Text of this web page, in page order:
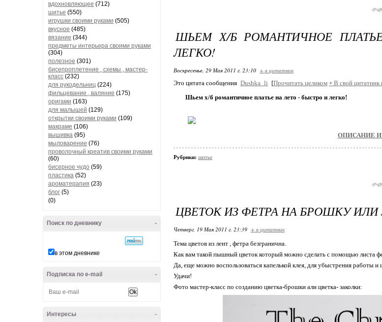
вдохновляющее (712)
шитье (550)
игрушки своими руками (505)
вкусное (485)
вязание (344)
предметы интерьера своими руками
(304)
полезное (301)
бисепроплетение , схемы , мастер-
класс (232)
для рукодельниц (224)
фильцевание , валяние (175)
оригами (163)
для малышей (129)
открытки своими руками (109)
макраме (106)
вышивка (95)
мыловарение (76)
проволочный креатив своими руками
(60)
бисерное чудо (59)
пластика (52)
ароматерапия (23)
блог (5)
(0)
-
Поиск по дневнику
в этом дневнике
-
Подписка по e-mail
-
Интересы
ШЬЕМ Х/Б РОМАНТИЧНОЕ
ЛЕГКО!
Воскресенье, 29 Мая 2011 г. 23:10 + в цитатник
Это цитата сообщения Dushka_li [Прочитать целиком + В свой цитатник
Шьем х/б романтичное платье на лето - быстро и легко!
ОПИСАНИЕ
Рубрики: шитье
ЦВЕТОК ИЗ ФЕТРА НА БРОШКУ ИЛИ
Четверг, 19 Мая 2011 г. 23:39 + в цитатник
Тема цветов из лент , фетра безгранична.
Как вам такой пышный цветок который можно сделать с помощью листа
Да, еще можно воспользоваться капелькой клея, для убыстрения работы
Удачи!
Фото мастер-класс по созданию цветка-брошки али цветка- заколки: